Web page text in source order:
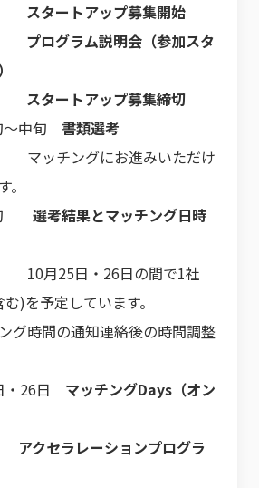
スタートアップ募集開始
プログラム説明会（参加スタ
スタートアップ募集締切
～中旬 書類選考
にお進みいただけ
旬 選考結果とマッチング日時
・26日の間で1社
)を予定しています。
間の通知連絡後の時間調整
・26日 マッチングDays（オン
アクセラレーションプログラ